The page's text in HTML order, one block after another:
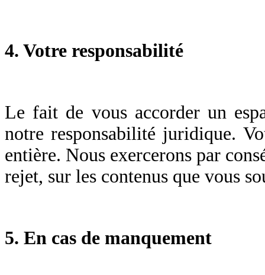
4. Votre responsabilité
Le fait de vous accorder un
notre responsabilité juridique.
entière. Nous exercerons par
rejet, sur les contenus que vous
5. En cas de manquement